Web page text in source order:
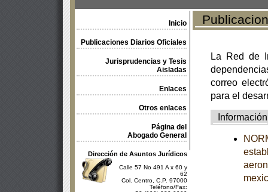
Inicio
Publicaciones Diarios Oficiales
Jurisprudencias y Tesis
Aisladas
Enlaces
Otros enlaces
Página del
Abogado General
Dirección de Asuntos Jurídicos
Calle 57 No 491 A x 60 y
62
Col. Centro, C.P. 97000
Teléfono/Fax:
La Red de
correo
para el
Información